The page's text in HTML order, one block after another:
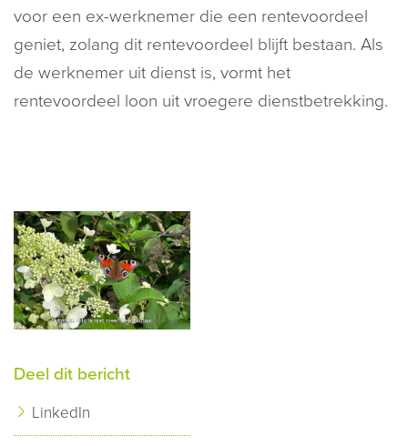
voor een ex-werknemer die een rentevoordeel
geniet, zolang dit rentevoordeel blijft bestaan. Als
de werknemer uit dienst is, vormt het
rentevoordeel loon uit vroegere dienstbetrekking.
Deel dit bericht
LinkedIn